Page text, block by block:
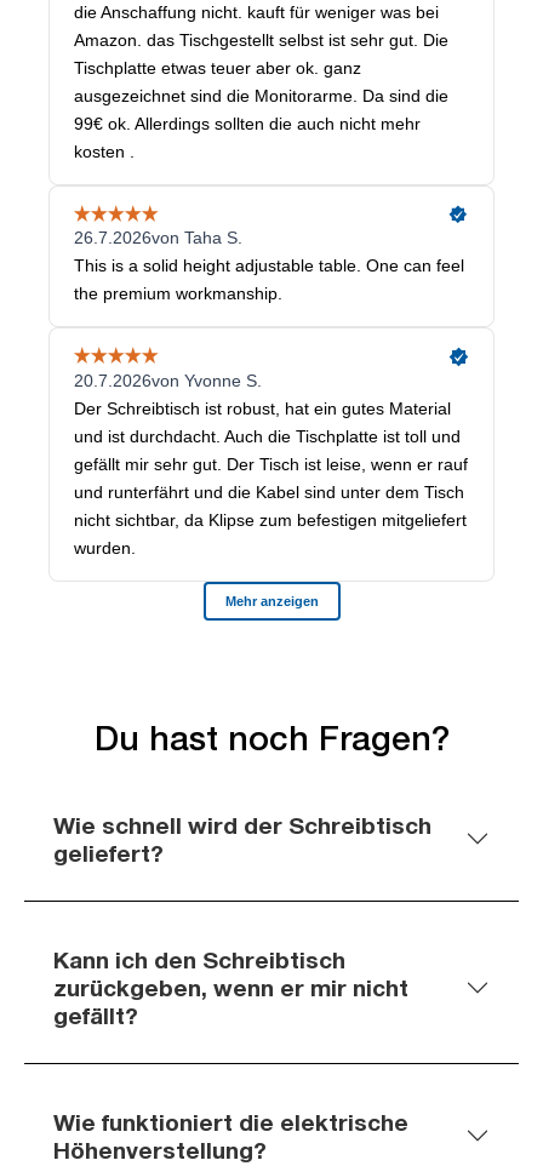
Du hast noch Fragen?
Wie schnell wird der Schreibtisch
geliefert?
Kann ich den Schreibtisch
zurückgeben, wenn er mir nicht
gefällt?
Wie funktioniert die elektrische
Höhenverstellung?